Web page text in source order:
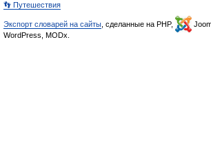
👣 Путешествия
Экспорт словарей на сайты , сделанные на PHP,
WordPress, MODx.